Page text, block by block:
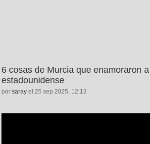
6 cosas de Murcia que enamoraron
estadounidense
por saray el 25 sep 2025, 12:13